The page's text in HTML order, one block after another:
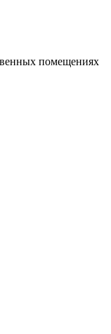
помещениях